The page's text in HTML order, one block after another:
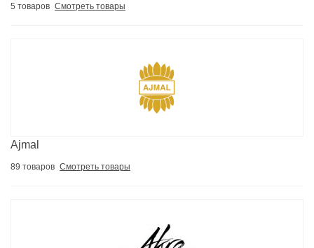
5 товаров Смотреть товары
Ajmal
89 товаров Смотреть товары